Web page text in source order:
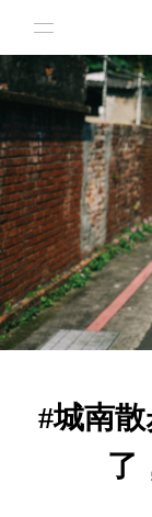
#城南
了